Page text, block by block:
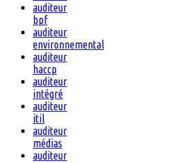
auditeur
bpf
auditeur
environnemental
auditeur
haccp
auditeur
intégré
auditeur
itil
auditeur
médias
auditeur